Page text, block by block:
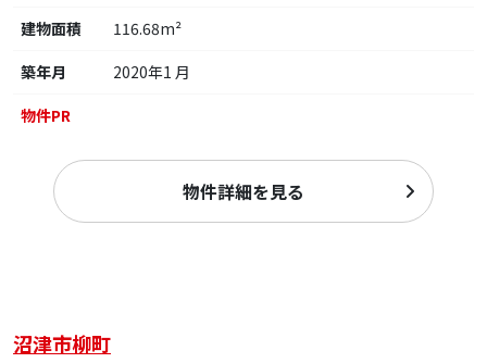
建物面積
116.68m²
築年月
2020年1 月
物件PR
物件詳細を見る
沼津市柳町